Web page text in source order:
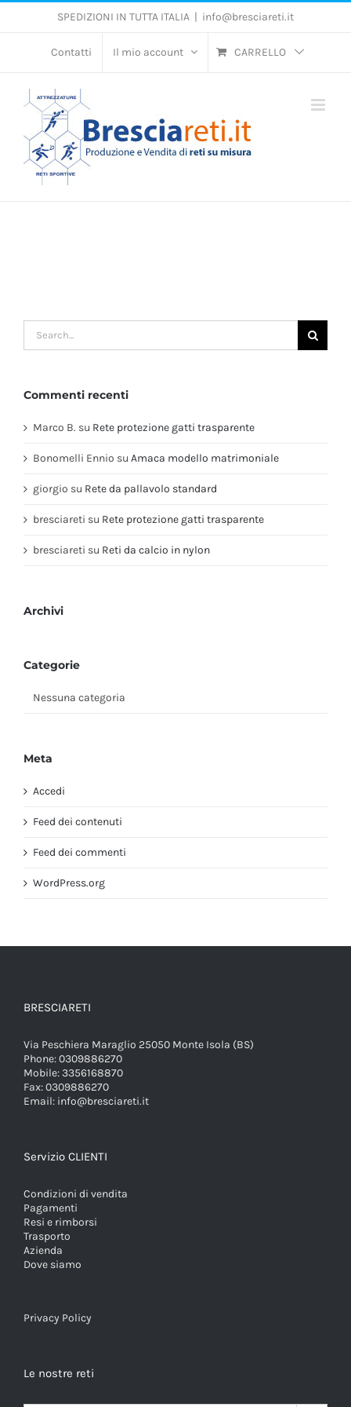
Salta
SPEDIZIONI IN TUTTA ITALIA | info@bresciareti.it
Contatti Il mio account CARRELLO
for:
Commenti recenti
Marco B. su Rete protezione gatti trasparente
Bonomelli Ennio su Amaca modello matrimoniale
giorgio su Rete da pallavolo standard
bresciareti su Rete protezione gatti trasparente
bresciareti su Reti da calcio in nylon
Archivi
Categorie
Nessuna categoria
Meta
Accedi
Feed dei contenuti
Feed dei commenti
WordPress.org
BRESCIARETI
Via Peschiera Maraglio 25050 Monte Isola (BS)
Phone:0309886270
Mobile:3356168870
Fax:0309886270
Email: info@bresciareti.it
Servizio CLIENTI
Condizioni di vendita
Pagamenti
Resi e rimborsi
Trasporto
Azienda
Dove siamo
Privacy Policy
Le nostre reti